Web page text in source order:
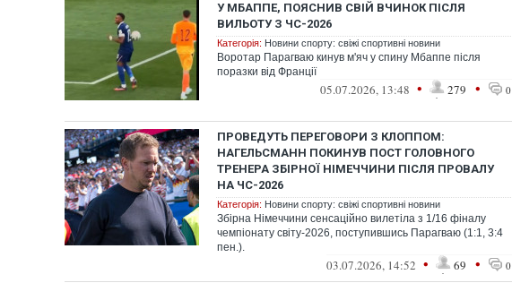
У МБАППЕ, ПОЯСНИВ СВІЙ ВЧИНОК ПІСЛЯ
ВИЛЬОТУ З ЧС-2026
Категорія: Новини спорту: свіжі спортивні новини
Воротар Парагваю кинув м'яч у спину Мбаппе після
поразки від Франції
05.07.2026, 13:48 • 279 • 0
ПРОВЕДУТЬ ПЕРЕГОВОРИ З КЛОППОМ:
НАГЕЛЬСМАНН ПОКИНУВ ПОСТ ГОЛОВНОГО
ТРЕНЕРА ЗБІРНОЇ НІМЕЧЧИНИ ПІСЛЯ ПРОВАЛУ
НА ЧС-2026
Категорія: Новини спорту: свіжі спортивні новини
Збірна Німеччини сенсаційно вилетіла з 1/16 фіналу
чемпіонату світу-2026, поступившись Парагваю (1:1, 3:4
пен.).
03.07.2026, 14:52 • 69 • 0